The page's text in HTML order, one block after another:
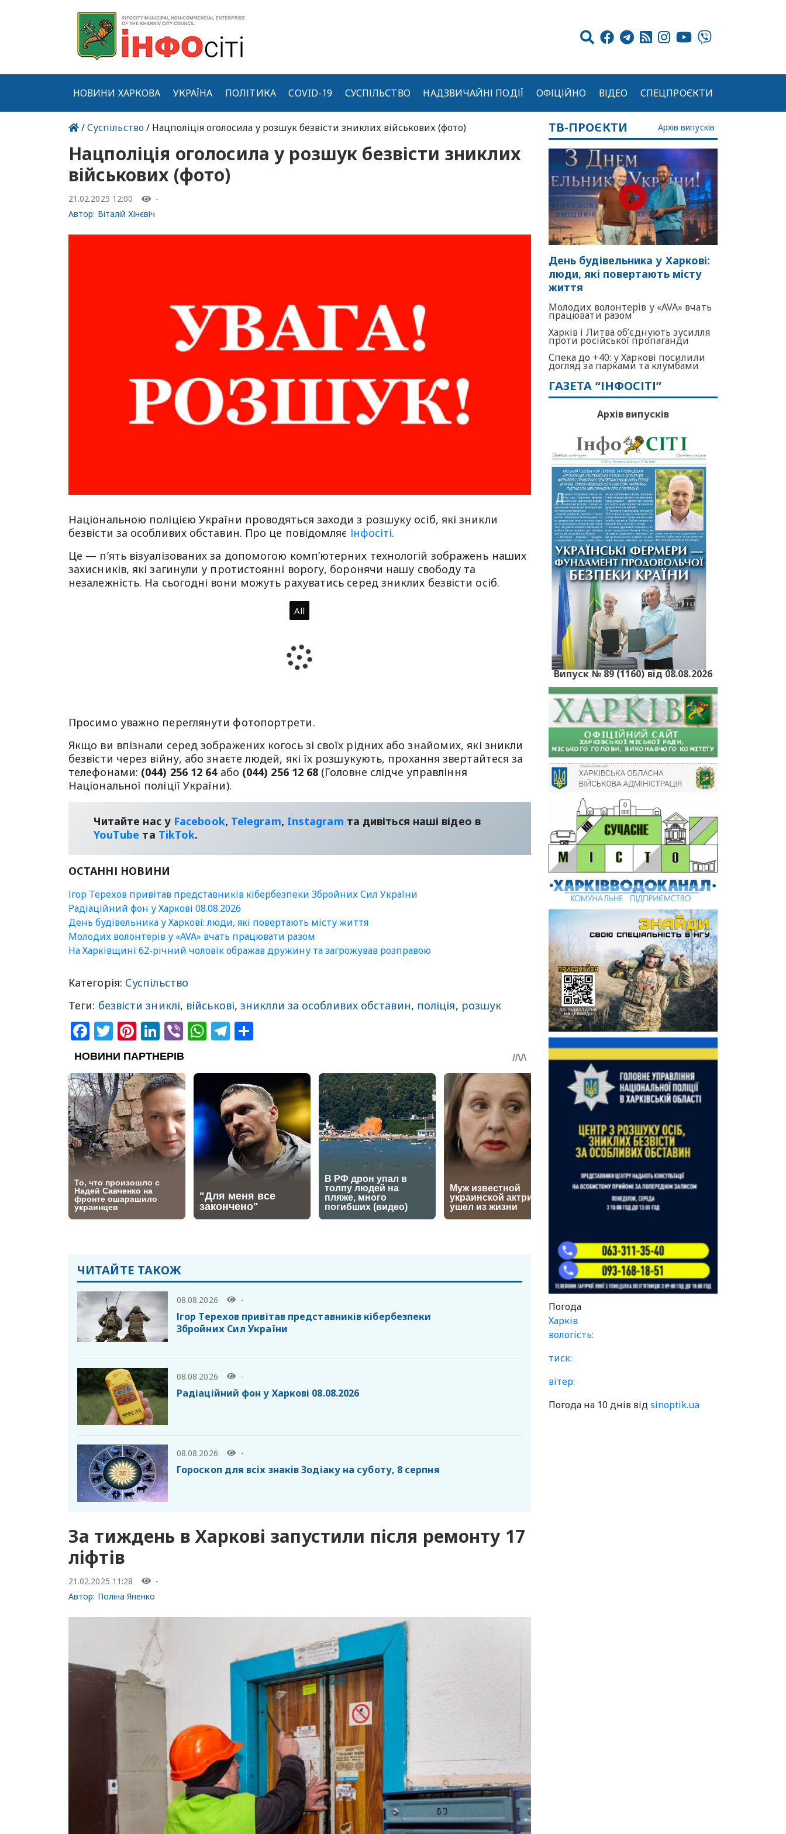
НОВИНИ ХАРКОВА УКРАЇНА ПОЛІТИКА COVID-19 СУСПІЛЬСТВО НАДЗВИЧАЙНІ ПОДІЇ ОФІЦІЙНО ВІДЕО СПЕЦПРОЄКТИ
/Суспільство/ Нацполіція оголосила у розшук безвісти зниклих військових (фото)
Нацполіція оголосила у розшук безвісти зниклих
військових (фото)
21.02.2025 12:00
-
Автор: Віталій Хінєвіч
Національною поліцією України проводяться заходи з розшуку осіб, які зникли
безвісти за особливих обставин. Про це повідомляє Інфосіті.
Це — пʼять візуалізованих за допомогою комп’ютерних технологій зображень наших
захисників, які загинули у протистоянні ворогу, боронячи нашу свободу та
незалежність. На сьогодні вони можуть рахуватись серед зниклих безвісти осіб.
All
Просимо уважно переглянути фотопортрети.
Якщо ви впізнали серед зображених когось зі своїх рідних або знайомих, які зникли
безвісти через війну, або знаєте людей, які їх розшукують, прохання звертайтеся за
телефонами: (044) 256 12 64або (044) 256 12 68 (Головне слідче управління
Національної поліції України).
Читайте нас у Facebook, Telegram, Instagram та дивіться наші відео в
YouТube та TikTok.
ОСТАННІ НОВИНИ
Ігор Терехов привітав представників кібербезпеки Збройних Сил України
Радіаційний фон у Харкові 08.08.2026
День будівельника у Харкові: люди, які повертають місту життя
Молодих волонтерів у «AVA» вчать працювати разом
На Харківщині 62-річний чоловік ображав дружину та загрожував розправою
Категорія: Суспільство
Теги: безвісти зниклі, військові,зниклли за особливих обставин, поліція, розшук
Facebook
Twitter
Pinterest
LinkedIn
ViberWhatsApp
Telegram
ЧИТАЙТЕ ТАКОЖ
08.08.2026 -
Ігор Терехов привітав представників кібербезпеки
Збройних Сил України
08.08.2026 -
Радіаційний фон у Харкові 08.08.2026
08.08.2026 -
Гороскоп для всіх знаків Зодіаку на суботу, 8 серпня
За тиждень в Харкові запустили після ремонту 17
ліфтів
21.02.2025 11:28
-
Автор: Поліна Яненко
ТВ-ПРОЄКТИ Архів випусків
День будівельника у Харкові:
люди, які повертають місту
життя
Молодих волонтерів у «AVA» вчать
працювати разом
Харків і Литва об’єднують зусилля
проти російської пропаганди
Спека до +40: у Харкові посилили
догляд за парками та клумбами
ГАЗЕТА “ІНФОСІТІ”
Архів випусків
Випуск № 89 (1160) від 08.08.2026
Погода
Харків
вологість:
тиск:
вітер:
Погода на 10 днів відsinoptik.ua